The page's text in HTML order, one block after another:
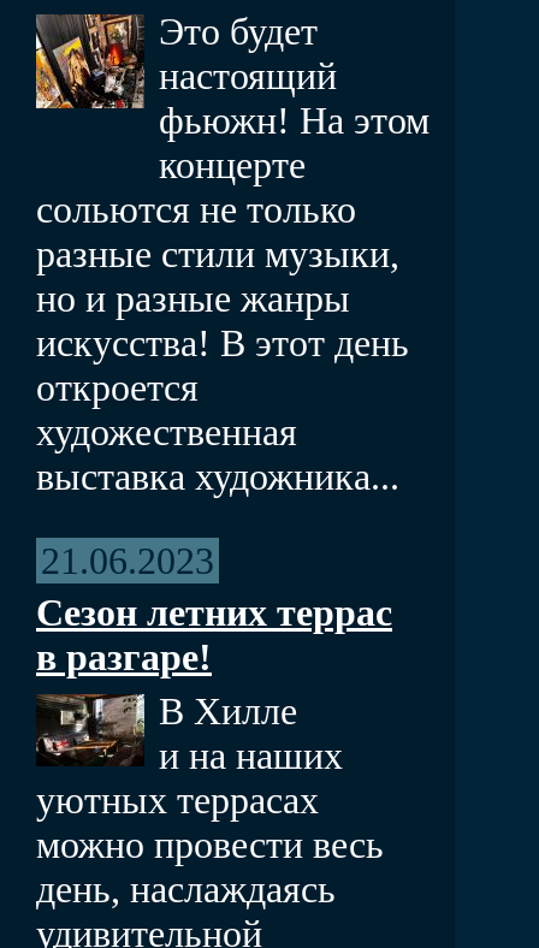
Это будет
настоящий
фьюжн! На этом
концерте
сольются не только
разные стили музыки,
но и разные жанры
искусства! В этот день
откроется
художественная
выставка художника...
21.06.2023
Сезон летних террас
в разгаре!
В Хилле
и на наших
уютных террасах
можно провести весь
день, наслаждаясь
удивительной